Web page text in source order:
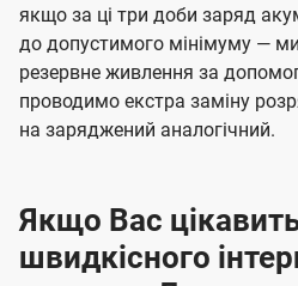
якщо за ці три доби заряд
до допустимого мінімуму —
резервне живлення за
проводимо екстра заміну
на заряджений аналогічний.
Якщо Вас
швидкісного